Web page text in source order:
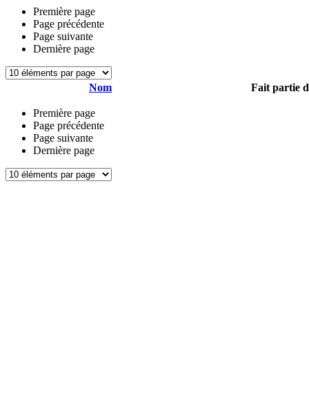
Première page
Page précédente
Page suivante
Dernière page
Nom Fait partie
Première page
Page précédente
Page suivante
Dernière page